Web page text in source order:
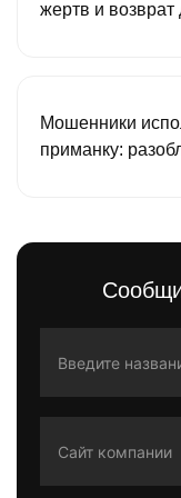
жертв и возврат
Мошенники
приманку: